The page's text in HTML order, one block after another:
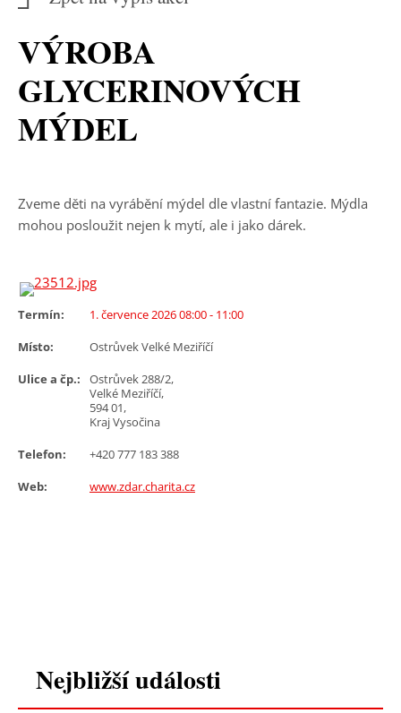
VÝROBA
GLYCERINOVÝCH
MÝDEL
Zveme děti na vyrábění mýdel dle vlastní fantazie. Mýdla
mohou posloužit nejen k mytí, ale i jako dárek.
Termín:
1. července 2026 08:00 - 11:00
Místo:
Ostrůvek Velké Meziříčí
Ulice a čp.:
Ostrůvek 288/2,
Velké Meziříčí,
594 01,
Kraj Vysočina
Telefon:
+420 777 183 388
Web:
www.zdar.charita.cz
Nejbližší události